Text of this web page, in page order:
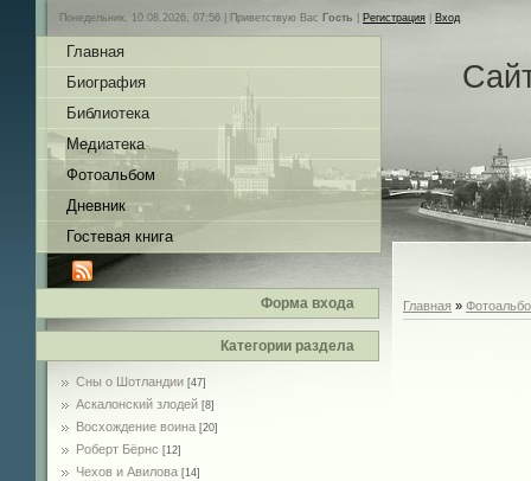
Понедельник, 10.08.2026, 07:56 | Приветствую Вас Гость Регистрация Вход
Главная
Биография
Библиотека
Медиатека
Фотоальбом
Дневник
Гостевая книга
Форма входа
Категории раздела
Сны о Шотландии [47]
Аскалонский злодей [8]
Восхождение воина [20]
Роберт Бёрнс [12]
Чехов и Авилова [14]
Главная »